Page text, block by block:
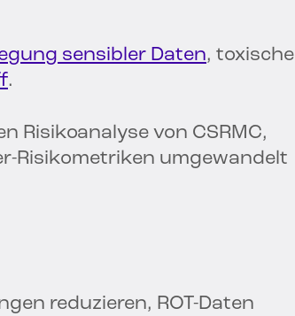
sensibler Daten, toxische
.
Risikoanalyse von CSRMC,
Risikometriken umgewandelt
reduzieren, ROT-Daten